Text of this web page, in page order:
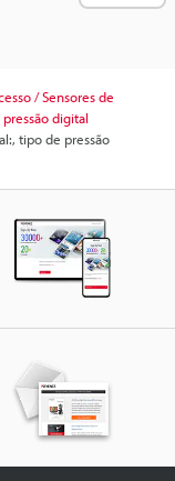
/ Sensores de
pressão digital
tipo de pressão